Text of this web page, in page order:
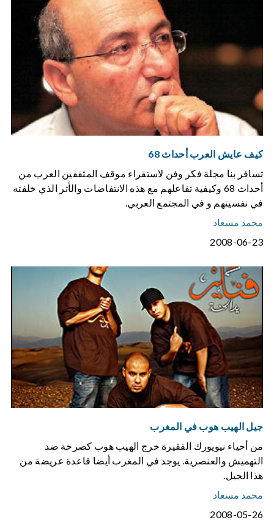
كيف عايش العرب أحداث 68
تسافر بنا مجلة فكر وفن لاستقراء موقف المثقفين العرب من
أحداث 68 وكيفية تفاعلهم مع هذه الانتفاضات والأثر الذي خلفته
في نفسيتهم و في المجتمع العربي.
محمد مسعاد
2008-06-23
جيل الهيب هوب في المغرب
من أحياء نيويورك الفقيرة خرج الهيب هوب كصرخة ضد
التهميش والعنصرية. يوجد في المغرب أيضا قاعدة عريضة من
هذا الجيل.
محمد مسعاد
2008-05-26